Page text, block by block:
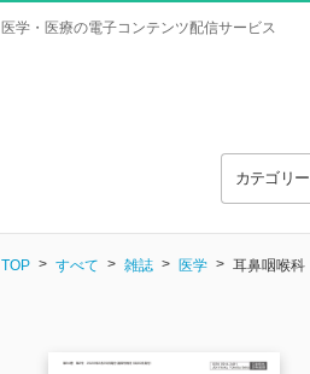
医学・医療の電子コンテンツ配信サービス
カテゴリ
TOP すべて 雑誌 医学 耳鼻咽喉